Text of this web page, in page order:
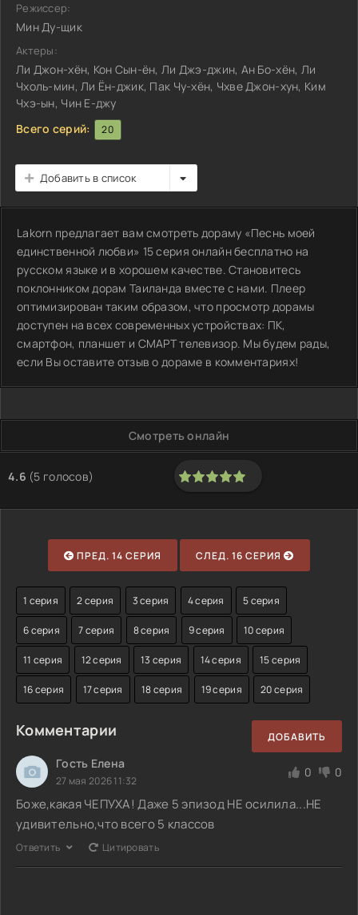
Режиссер:
Мин Ду-щик
Актеры:
Ли Джон-хён, Кон Сын-ён, Ли Джэ-джин, Ан Бо-хён, Ли
Чхоль-мин, Ли Ён-джик, Пак Чу-хён, Чхве Джон-хун, Ким
Чхэ-ын, Чин Е-джу
Всего серий:
20
Добавить в список
Lakorn предлагает вам смотреть дораму «Песнь моей
единственной любви» 15 серия онлайн бесплатно на
русском языке и в хорошем качестве. Становитесь
поклонником дорам Таиланда вместе с нами. Плеер
оптимизирован таким образом, что просмотр дорамы
доступен на всех современных устройствах: ПК,
смартфон, планшет и СМАРТ телевизор. Мы будем рады,
если Вы оставите отзыв о дораме в комментариях!
Смотреть онлайн
4.6 (5 голосов)
100
ПРЕД. 14 СЕРИЯ СЛЕД. 16 СЕРИЯ
1 серия 2 серия 3 серия 4 серия 5 серия
6 серия 7 серия 8 серия 9 серия 10 серия
11 серия 12 серия 13 серия 14 серия 15 серия
16 серия 17 серия 18 серия 19 серия 20 серия
Комментарии ДОБАВИТЬ
Гость Елена
27 мая 2026 11:32
0 0
Боже,какая ЧЕПУХА! Даже 5 эпизод НЕ осилила...НЕ
удивительно,что всего 5 классов
Ответить Цитировать